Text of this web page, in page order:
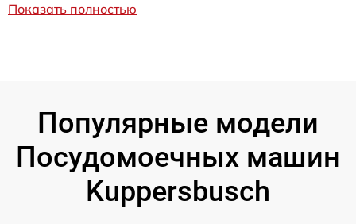
Показать полностью
Популярные модели
Посудомоечных машин
Kuppersbusch